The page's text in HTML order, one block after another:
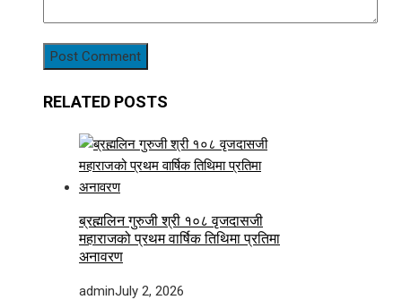
RELATED POSTS
ब्रह्मलिन गुरुजी श्री १०८ वृजदासजी
महाराजको प्रथम वार्षिक तिथिमा प्रतिमा
अनावरण
adminJuly 2, 2026